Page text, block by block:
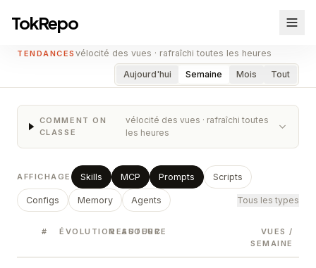
TokRepo
Tendances en direct — TokRepo
TENDANCES vélocité des vues · rafraîchi toutes les heures
Aujourd'hui
Semaine Mois Tout
COMMENT ON
CLASSE
vélocité des vues · rafraîchi toutes
les heures
AFFICHAGE Skills MCP Prompts Scripts
Configs Memory Agents Tous les types
# ÉVOLUTIONRESSOURCE
AUTEUR VUES/
SEMAINE